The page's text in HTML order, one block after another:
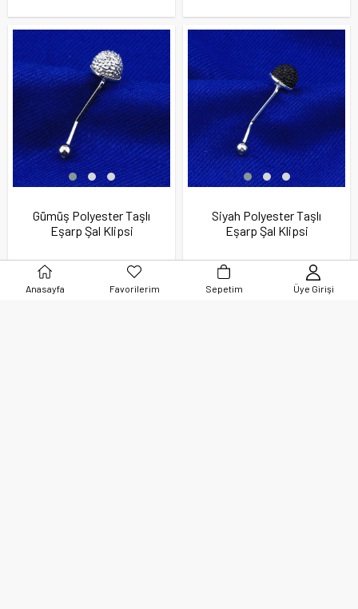
Gümüş Polyester Taşlı
Eşarp Şal Klipsi
Siyah Polyester Taşlı
Eşarp Şal Klipsi
Anasayfa Favorilerim Sepetim Üye Girişi